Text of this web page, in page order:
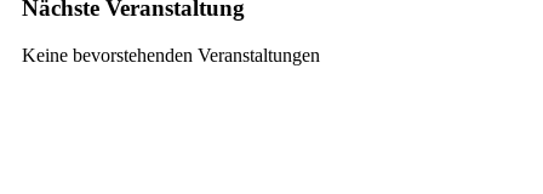
Nächste Veranstaltung
Keine bevorstehenden Veranstaltungen